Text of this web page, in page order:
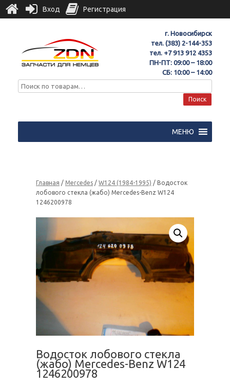
г. Новосибирск
тел. (383) 2-144-353
тел. +7 913 912 4353
ПН-ПТ: 09:00 – 18:00
СБ: 10:00 – 14:00
Поиск
МЕНЮ
Главная / Mercedes / W124 (1984-1995) / Водосток
лобового стекла (жабо) Mercedes-Benz W124
1246200978
Водосток лобового стекла
(жабо) Mercedes-Benz W124
1246200978
Вход Регистрация